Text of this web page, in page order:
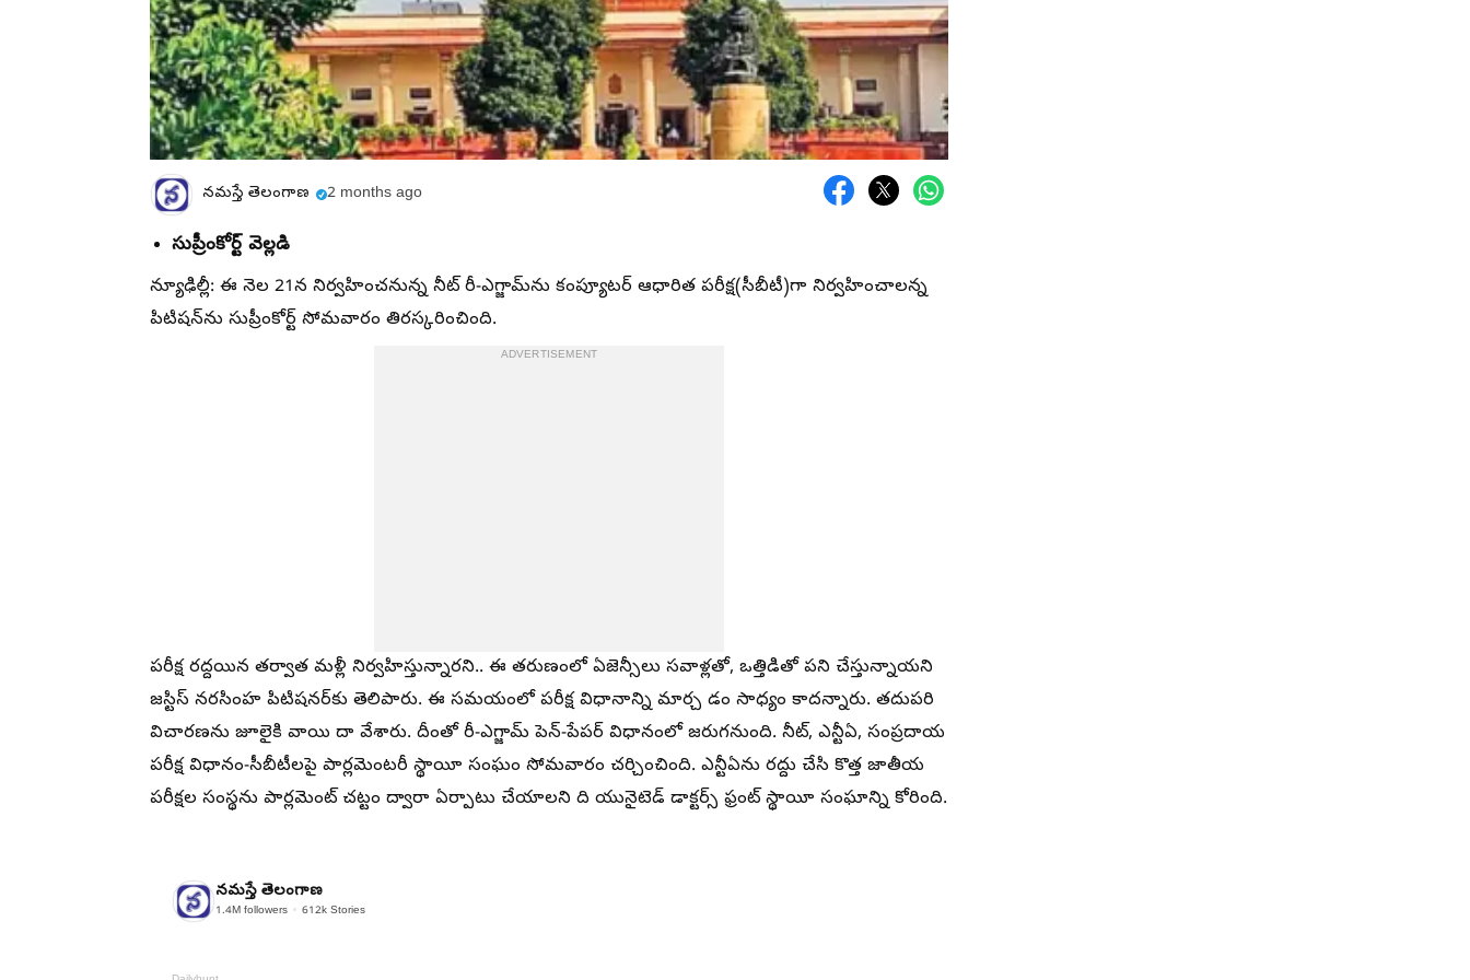
నమస్తే తెలంగాణ 2 months ago
సుప్రీంకోర్ట్‌ వెల్లడి
న్యూఢిల్లీ: ఈ నెల 21న నిర్వహించనున్న నీట్‌ రీ-ఎగ్జామ్‌ను కంప్యూటర్‌ ఆధారిత పరీక్ష(సీబీటీ)గా నిర్వహించాలన్న
పిటిషన్‌ను సుప్రీంకోర్ట్‌ సోమవారం తిరస్కరించింది.
ADVERTISEMENT
పరీక్ష రద్దయిన తర్వాత మళ్లీ నిర్వహిస్తున్నారని.. ఈ తరుణంలో ఏజెన్సీలు సవాళ్లతో, ఒత్తిడితో పని చేస్తున్నాయని
జస్టిస్‌ నరసింహ పిటిషనర్‌కు తెలిపారు. ఈ సమయంలో పరీక్ష విధానాన్ని మార్చ డం సాధ్యం కాదన్నారు. తదుపరి
విచారణను జూలైకి వాయి దా వేశారు. దీంతో రీ-ఎగ్జామ్‌ పెన్‌-పేపర్‌ విధానంలో జరుగనుంది. నీట్‌, ఎన్టీఏ, సంప్రదాయ
పరీక్ష విధానం-సీబీటీలపై పార్లమెంటరీ స్థాయీ సంఘం సోమవారం చర్చించింది. ఎన్టీఏను రద్దు చేసి కొత్త జాతీయ
పరీక్షల సంస్థను పార్లమెంట్‌ చట్టం ద్వారా ఏర్పాటు చేయాలని ది యునైటెడ్‌ డాక్టర్స్‌ ఫ్రంట్‌ స్థాయీ సంఘాన్ని కోరింది.
నమస్తే తెలంగాణ
1.4M followers 612k Stories